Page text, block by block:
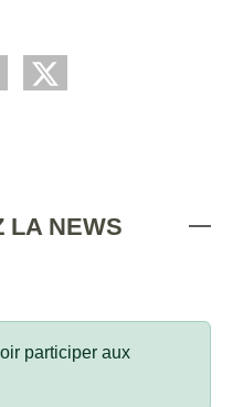
LA NEWS
participer aux